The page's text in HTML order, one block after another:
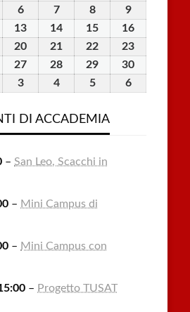
Luglio
2026
Luglio
2026
Agosto
2026
Agosto
2026
66
Agosto
2026
77
Agosto
2026
88
Agosto
2026
99
Agosto
2026
13
Agosto
2026
14
Agosto
2026
15
Agosto
2026
16
20
Agosto
21
Agosto
22
Agosto
23
27
Agosto
28
Agosto
29
Agosto
30
33
2026
44
2026
55
2026
66
DI ACCADEMIA
–San Leo, Scacchi in
– Mini Campus di
– Mini Campus con
– Progetto TUSAT